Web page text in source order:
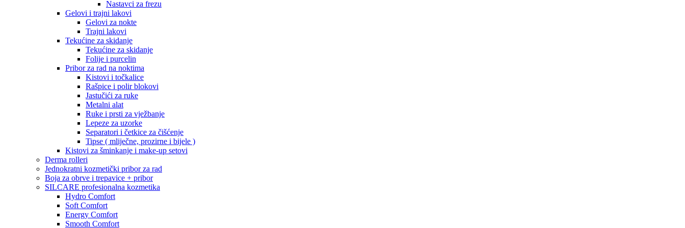
Nastavci za frezu
Gelovi i trajni lakovi
Gelovi za nokte
Trajni lakovi
Tekućine za skidanje
Tekućine za skidanje
Folije i purcelin
Pribor za rad na noktima
Kistovi i točkalice
Rašpice i polir blokovi
Jastučići za ruke
Metalni alat
Ruke i prsti za vježbanje
Lepeze za uzorke
Separatori i četkice za čišćenje
Tipse ( mliječne, prozirne i bijele )
Kistovi za šminkanje i make-up setovi
Derma rolleri
Jednokratni kozmetički pribor za rad
Boja za obrve i trepavice + pribor
SILCARE profesionalna kozmetika
Hydro Comfort
Soft Comfort
Energy Comfort
Smooth Comfort